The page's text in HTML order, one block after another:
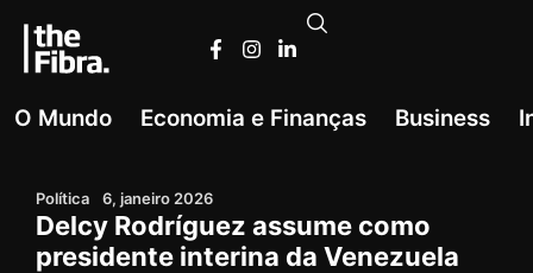
O Mundo Economia e Finanças Business
Política 6, janeiro 2026
Delcy Rodríguez assume como
presidente interina da Venezuela